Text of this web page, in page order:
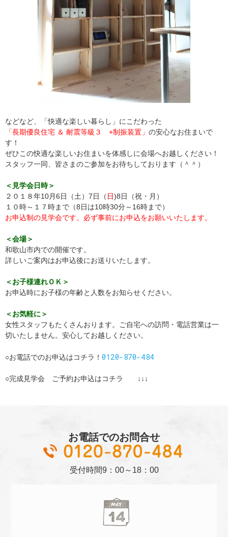
などなど、「快適な楽しい暮らし」にこだわった
「長期優良住宅 ＆ 耐震等級３ +制振装置」 の安心なお住まいで
す！
ぜひこの快適な楽しいお住まいを体感しに会場へお越しください！
スタッフ一同、皆さまのご参加をお待ちしております（＾＾）
＜見学会日時＞
２０１８年10月6日（土）7日（ 日)8日（祝・月）
１０時～１７時まで（8日は10時30分～16時まで）
お申込制の見学会です。必ず事前にお申込をお願いいたします。
＜会場＞
和歌山市内での開催です。
詳しいご案内はお申込後にお送りいたします。
＜お子様連れＯＫ＞
お申込時にお子様の年齢と人数をお知らせください。
＜お気軽に＞
女性スタッフもたくさんおります。ご自宅への訪問・電話営業は一
切いたしません。安心してお越しください。
○お電話でのお申込はコチラ！ 0120-870-484
○完成見学会 ご予約お申込はコチラ ↓↓↓
お電話でのお問合せ
受付時間9：00～18：00